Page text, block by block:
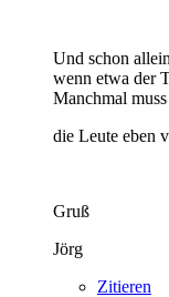
Und schon
wenn etwa der
Manchmal
die Leute eben
Gruß
Jörg
Zitieren